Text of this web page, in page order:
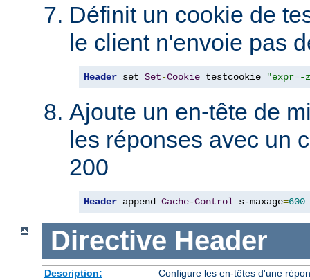
Définit un cookie de
le client n'envoie pas
Header set Set-Cookie testcookie "expr=-
Ajoute un en-tête de
les réponses avec un
200
Header append Cache-Control s-maxage=600
Directive Header
Description:
Configure les en-têtes d'une